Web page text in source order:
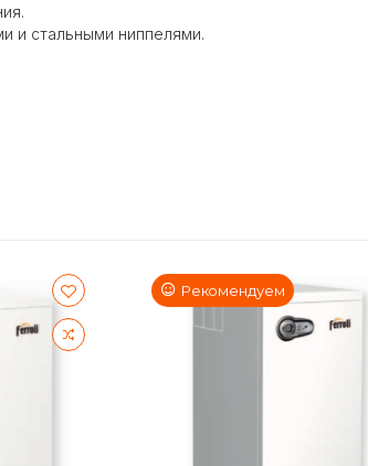
и стальными ниппелями.
Рекомендуем